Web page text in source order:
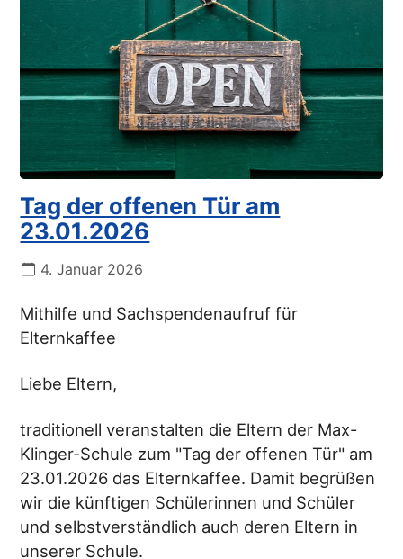
Tag der offenen Tür am
23.01.2026
4. Januar 2026
Mithilfe und Sachspendenaufruf für
Elternkaffee
Liebe Eltern,
traditionell veranstalten die Eltern der Max-
Klinger-Schule zum "Tag der offenen Tür" am
23.01.2026 das Elternkaffee. Damit begrüßen
wir die künftigen Schülerinnen und Schüler
und selbstverständlich auch deren Eltern in
unserer Schule.